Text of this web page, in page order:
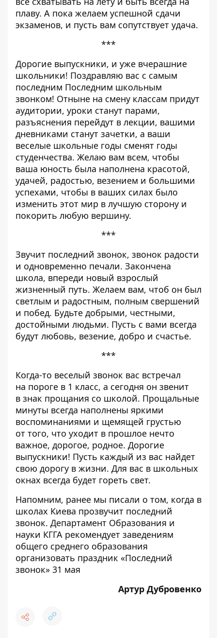
плаву. А пока желаем успешной сдачи
экзаменов, и пусть вам сопутствует удача.
***
Дорогие выпускники, и уже вчерашние
школьники! Поздравляю вас с самым
последним Последним школьным
звонком! Отныне на смену классам придут
аудитории, уроки станут парами,
разъяснения перейдут в лекции, вашими
дневниками станут зачетки, а ваши
веселые школьные годы сменят годы
студенчества. Желаю вам всем, чтобы
ваша юность была наполнена красотой,
удачей, радостью, везением и большими
успехами, чтобы в ваших силах было
изменить этот мир в лучшую сторону и
покорить любую вершину.
***
Звучит последний звонок, звонок радости
и одновременно печали. Закончена
школа, впереди новый взрослый
жизненный путь. Желаем вам, чтоб он был
светлым и радостным, полным свершений
и побед. Будьте добрыми, честными,
достойными людьми. Пусть с вами всегда
будут любовь, везение, добро и счастье.
***
Когда-то веселый звонок вас встречал
на пороге в 1 класс, а сегодня он звенит
в знак прощания со школой. Прощальные
минуты всегда наполнены яркими
воспоминаниями и щемящей грустью
от того, что уходит в прошлое нечто
важное, дорогое, родное. Дорогие
выпускники! Пусть каждый из вас найдет
свою дорогу в жизни. Для вас в школьных
окнах всегда будет гореть свет.
Напомним, ранее мы писали о том, когда в
школах Киева прозвучит последний
звонок. Департамент Образования и
науки КГГА рекомендует заведениям
общего среднего образования
организовать праздник «Последний
звонок» 31 мая
Артур Дубровенко